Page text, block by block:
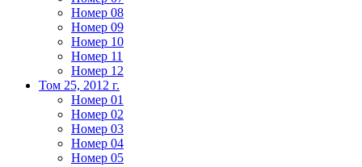
Номер 08
Номер 09
Номер 10
Номер 11
Номер 12
Том 25, 2012 г.
Номер 01
Номер 02
Номер 03
Номер 04
Номер 05